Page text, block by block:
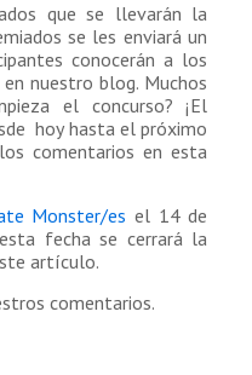
que se llevarán la
se les enviará un
conocerán a los
nuestro blog. Muchos
el concurso? ¡El
hoy hasta el próximo
comentarios en esta
Monster/es el 14 de
fecha se cerrará la
artículo.
comentarios.